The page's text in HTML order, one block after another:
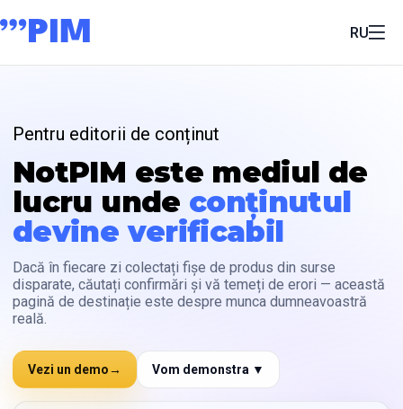
RU
Pentru editorii de conținut
NotPIM este mediul de
lucru unde conținutul
devine verificabil
Dacă în fiecare zi colectați fișe de produs din surse
disparate, căutați confirmări și vă temeți de erori — această
pagină de destinație este despre munca dumneavoastră
reală.
Vezi un demo→ Vom demonstra ▼